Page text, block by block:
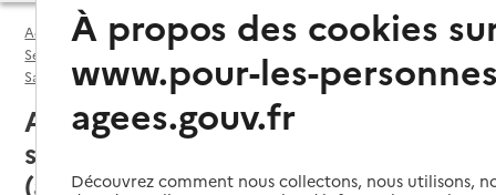
Accueil
Espace annuaire
Services autonomie à domicile (aide) par département
Saône-et-Loire (71)
Service autonomie à domicile (aide)
Autun (71400) : liste des 9
services autonomie à domicile
(aide)
À propos des cookies
www.pour-les-
agees.gouv.fr
Découvrez comment nous collectons, nous utilisons,